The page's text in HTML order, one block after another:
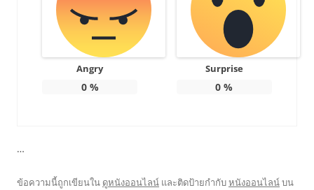
Angry
0%
Surprise
0 %
…
ข้อความนี้ถูกเขียนใน ดูหนังออนไลน์ และติดป้ายกำกับหนังออนไลน์บน